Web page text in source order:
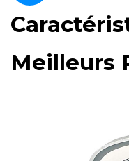
Meilleurs